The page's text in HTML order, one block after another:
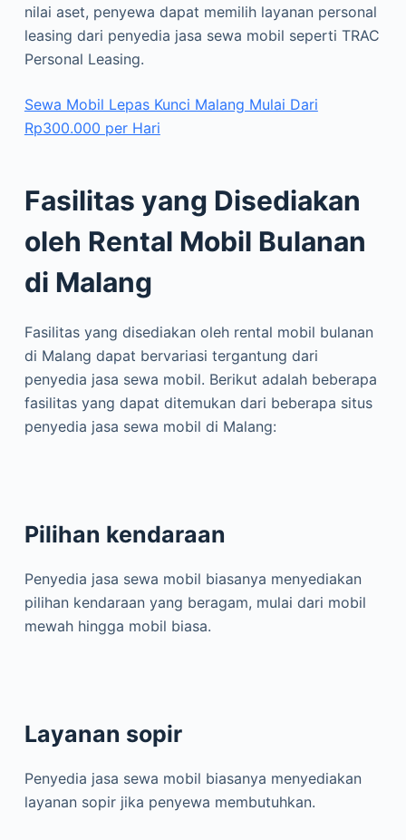
nilai aset, penyewa dapat memilih layanan personal
leasing dari penyedia jasa sewa mobil seperti TRAC
Personal Leasing.
Sewa Mobil Lepas Kunci Malang Mulai Dari
Rp300.000 per Hari
Fasilitas yang Disediakan
oleh Rental Mobil Bulanan
di Malang
Fasilitas yang disediakan oleh rental mobil bulanan
di Malang dapat bervariasi tergantung dari
penyedia jasa sewa mobil. Berikut adalah beberapa
fasilitas yang dapat ditemukan dari beberapa situs
penyedia jasa sewa mobil di Malang:
Pilihan kendaraan
Penyedia jasa sewa mobil biasanya menyediakan
pilihan kendaraan yang beragam, mulai dari mobil
mewah hingga mobil biasa.
Layanan sopir
Penyedia jasa sewa mobil biasanya menyediakan
layanan sopir jika penyewa membutuhkan.